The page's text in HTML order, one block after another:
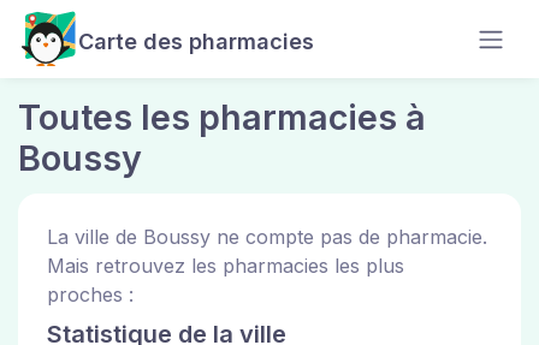
Carte des pharmacies
Toutes les pharmacies à
Boussy
La ville de Boussy ne compte pas de pharmacie.
Mais retrouvez les pharmacies les plus
proches :
Statistique de la ville